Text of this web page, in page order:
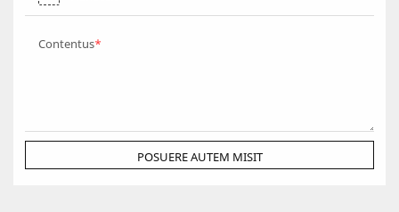
Contentus
POSUERE AUTEM MISIT